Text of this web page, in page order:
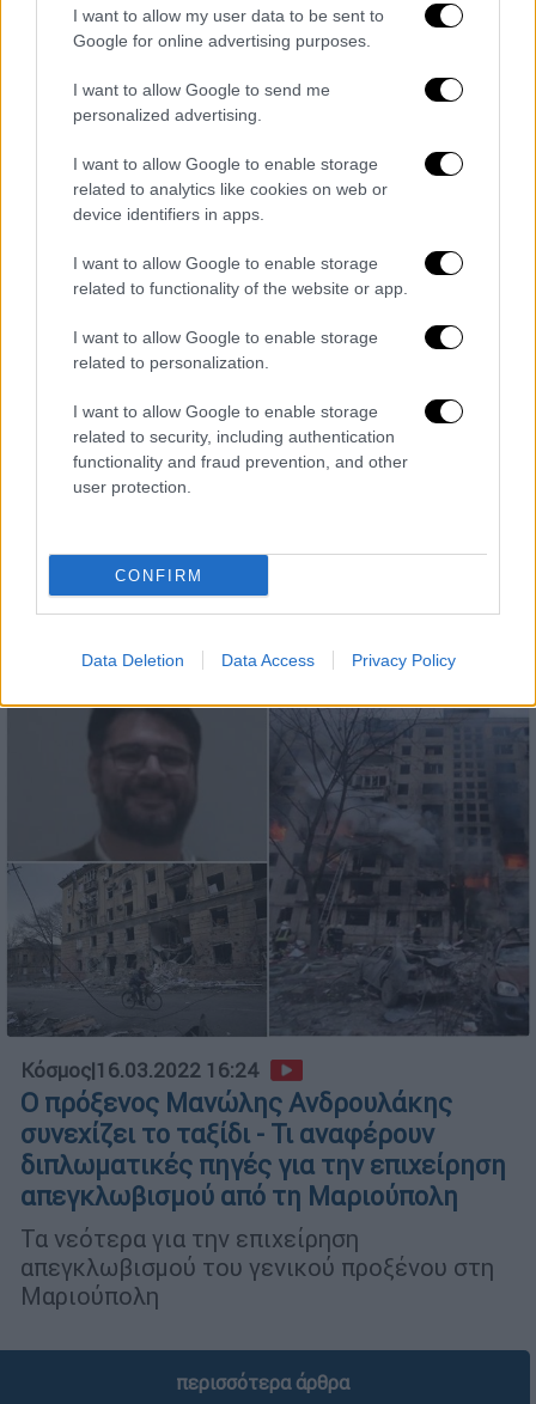
I want to allow my user data to be sent to
Google for online advertising purposes.
I want to allow Google to send me
personalized advertising.
I want to allow Google to enable storage
related to analytics like cookies on web or
device identifiers in apps.
I want to allow Google to enable storage
related to functionality of the website or app.
I want to allow Google to enable storage
related to personalization.
I want to allow Google to enable storage
related to security, including authentication
functionality and fraud prevention, and other
user protection.
CONFIRM
Data Deletion Data Access Privacy Policy
Η επιχείρηση ολοκληρώθηκε με επιτυχία
Κόσμος|17.03.2022 17:45
Την Παρασκευή θα περάσει τα σύνορα
Μαριούπολης
Ο Μανώλης Ανδρουλάκης έφτασε πριν από
Κόσμος|16.03.2022 16:24
Ο πρόξενος Μανώλης Ανδρουλάκης
συνεχίζει το ταξίδι - Τι αναφέρουν
διπλωματικές πηγές για την επιχείρηση
απεγκλωβισμού από τη Μαριούπολη
Τα νεότερα για την επιχείρηση
απεγκλωβισμού του γενικού προξένου στη
Μαριούπολη
περισσότερα άρθρα